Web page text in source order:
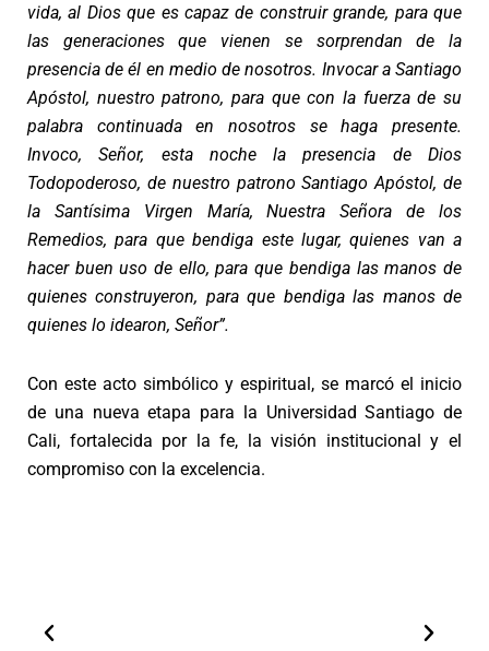
vida, al Dios que es capaz de construir grande, para que
las generaciones que vienen se sorprendan de la
presencia de él en medio de nosotros. Invocar a Santiago
Apóstol, nuestro patrono, para que con la fuerza de su
palabra continuada en nosotros se haga presente.
Invoco, Señor, esta noche la presencia de Dios
Todopoderoso, de nuestro patrono Santiago Apóstol, de
la Santísima Virgen María, Nuestra Señora de los
Remedios, para que bendiga este lugar, quienes van a
hacer buen uso de ello, para que bendiga las manos de
quienes construyeron, para que bendiga las manos de
quienes lo idearon, Señor”.
Con este acto simbólico y espiritual, se marcó el inicio
de una nueva etapa para la Universidad Santiago de
Cali, fortalecida por la fe, la visión institucional y el
compromiso con la excelencia.